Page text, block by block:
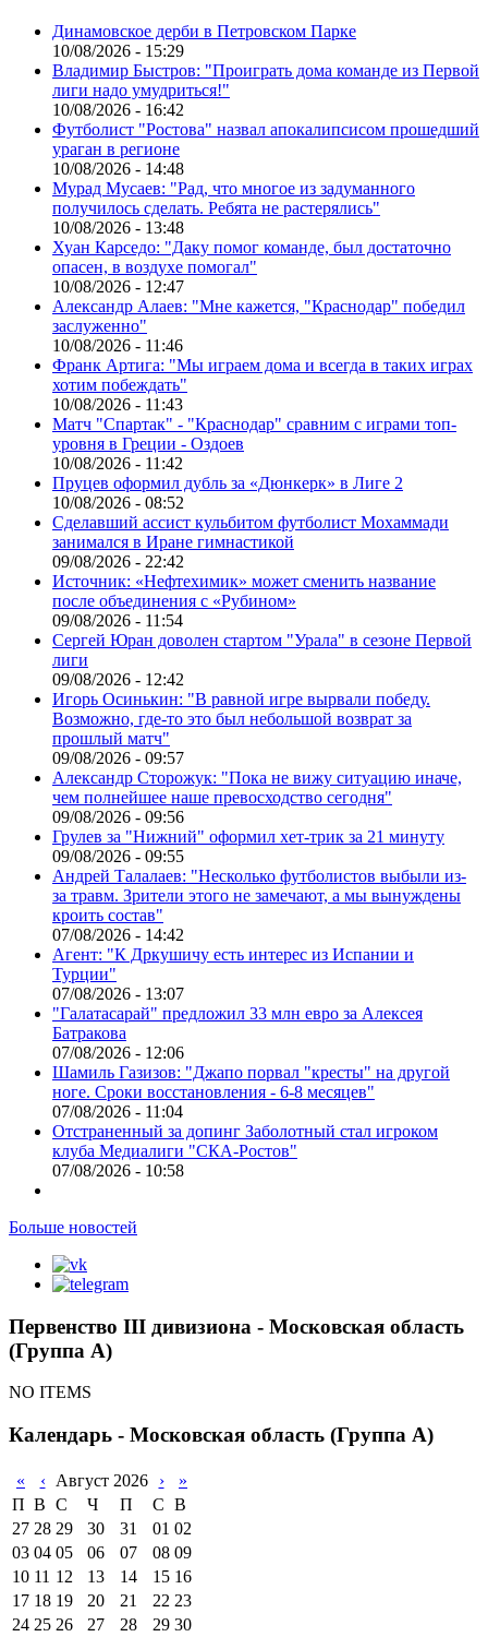
Динамовское дерби в Петровском Парке
10/08/2026 - 15:29
Владимир Быстров: "Проиграть дома команде из Первой
лиги надо умудриться!"
10/08/2026 - 16:42
Футболист "Ростова" назвал апокалипсисом прошедший
ураган в регионе
10/08/2026 - 14:48
Мурад Мусаев: "Рад, что многое из задуманного
получилось сделать. Ребята не растерялись"
10/08/2026 - 13:48
Хуан Карседо: "Даку помог команде, был достаточно
опасен, в воздухе помогал"
10/08/2026 - 12:47
Александр Алаев: "Мне кажется, "Краснодар" победил
заслуженно"
10/08/2026 - 11:46
Франк Артига: "Мы играем дома и всегда в таких играх
хотим побеждать"
10/08/2026 - 11:43
Матч "Спартак" - "Краснодар" сравним с играми топ-
уровня в Греции - Оздоев
10/08/2026 - 11:42
Пруцев оформил дубль за «Дюнкерк» в Лиге 2
10/08/2026 - 08:52
Сделавший ассист кульбитом футболист Мохаммади
занимался в Иране гимнастикой
09/08/2026 - 22:42
Источник: «Нефтехимик» может сменить название
после объединения с «Рубином»
09/08/2026 - 11:54
Сергей Юран доволен стартом "Урала" в сезоне Первой
лиги
09/08/2026 - 12:42
Игорь Осинькин: "В равной игре вырвали победу.
Возможно, где-то это был небольшой возврат за
прошлый матч"
09/08/2026 - 09:57
Александр Сторожук: "Пока не вижу ситуацию иначе,
чем полнейшее наше превосходство сегодня"
09/08/2026 - 09:56
Грулев за "Нижний" оформил хет-трик за 21 минуту
09/08/2026 - 09:55
Андрей Талалаев: "Несколько футболистов выбыли из-
за травм. Зрители этого не замечают, а мы вынуждены
кроить состав"
07/08/2026 - 14:42
Агент: "К Дркушичу есть интерес из Испании и
Турции"
07/08/2026 - 13:07
"Галатасарай" предложил 33 млн евро за Алексея
Батракова
07/08/2026 - 12:06
Шамиль Газизов: "Джапо порвал "кресты" на другой
ноге. Сроки восстановления - 6-8 месяцев"
07/08/2026 - 11:04
Отстраненный за допинг Заболотный стал игроком
клуба Медиалиги "СКА-Ростов"
07/08/2026 - 10:58
Больше новостей
Первенство III дивизиона - Московская область
(Группа А)
NO ITEMS
Календарь - Московская область (Группа А)
« ‹ Август 2026 ›
»
П В С Ч П С В
27 28 29 30 31 01 02
03 04 05 06 07 08 09
10 11 12 13 14 15 16
17 18 19 20 21 22 23
24 25 26 27 28 29 30